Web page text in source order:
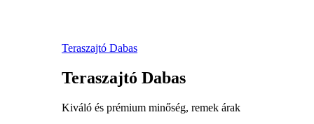
Teraszajtó Dabas
Teraszajtó Dabas
Kiváló és prémium minőség, remek árak